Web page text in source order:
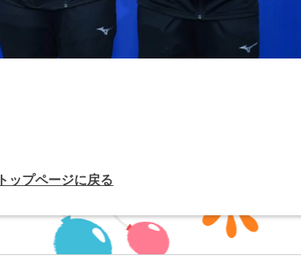
トップページに戻る